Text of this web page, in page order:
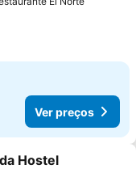
Ver preços
aos favoritos
Hostel